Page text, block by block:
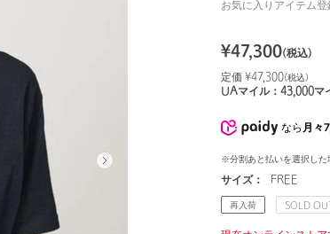
お気に入りアイテム
¥47,300(税込)
定価 ¥47,300(税込)
UAマイル： 43,000マ
なら 月々
※分割あと払いを選択した
サイズ： FREE
再入荷 SOLD